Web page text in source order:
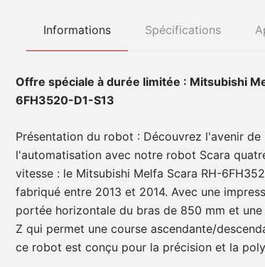
Informations Spécifications
Offre spéciale à durée limitée : Mitsubishi
6FH3520-D1-S13
Présentation du robot : Découvrez l'avenir de
l'automatisation avec notre robot Scara
vitesse : le Mitsubishi Melfa Scara RH-
fabriqué entre 2013 et 2014. Avec une
portée horizontale du bras de 850 mm et
Z qui permet une course ascendante/
ce robot est conçu pour la précision et la